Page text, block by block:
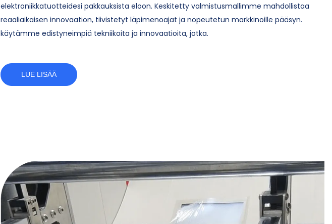
elektroniikkatuotteidesi pakkauksista eloon. Keskitetty valmistusmallimme mahdollistaa
reaaliaikaisen innovaation, tiivistetyt läpimenoajat ja nopeutetun markkinoille pääsyn.
käytämme edistyneimpiä tekniikoita ja innovaatioita, jotka.
LUE LISÄÄ